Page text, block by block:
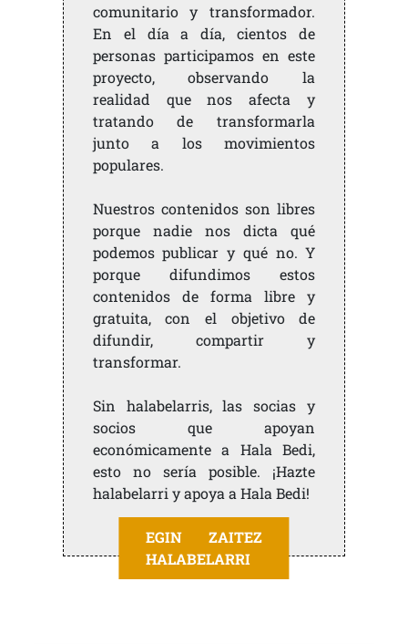
comunitario y transformador.
En el día a día, cientos de
personas participamos en este
proyecto, observando la
realidad que nos afecta y
tratando de transformarla
junto a los movimientos
populares.
Nuestros contenidos son libres
porque nadie nos dicta qué
podemos publicar y qué no. Y
porque difundimos estos
contenidos de forma libre y
gratuita, con el objetivo de
difundir, compartir y
transformar.
Sin halabelarris, las socias y
socios que apoyan
económicamente a Hala Bedi,
esto no sería posible. ¡Hazte
halabelarri y apoya a Hala Bedi!
EGIN ZAITEZ
HALABELARRI